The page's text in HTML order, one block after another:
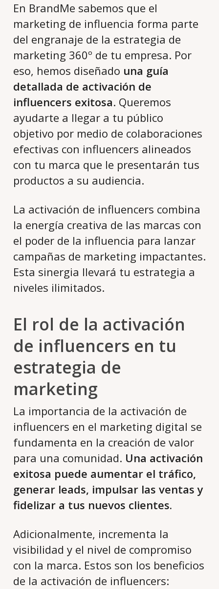
En BrandMe sabemos que el
marketing de influencia forma parte
del engranaje de la estrategia de
marketing 360º de tu empresa. Por
eso, hemos diseñado una guía
detallada de activación de
influencers exitosa. Queremos
ayudarte a llegar a tu público
objetivo por medio de colaboraciones
efectivas con influencers alineados
con tu marca que le presentarán tus
productos a su audiencia.
La activación de influencers combina
la energía creativa de las marcas con
el poder de la influencia para lanzar
campañas de marketing impactantes.
Esta sinergia llevará tu estrategia a
niveles ilimitados.
El rol de la activación
de influencers en tu
estrategia de
marketing
La importancia de la activación de
influencers en el marketing digital se
fundamenta en la creación de valor
para una comunidad. Una activación
exitosa puede aumentar el tráfico,
generar leads, impulsar las ventas y
fidelizar a tus nuevos clientes.
Adicionalmente, incrementa la
visibilidad y el nivel de compromiso
con la marca. Estos son los beneficios
de la activación de influencers: